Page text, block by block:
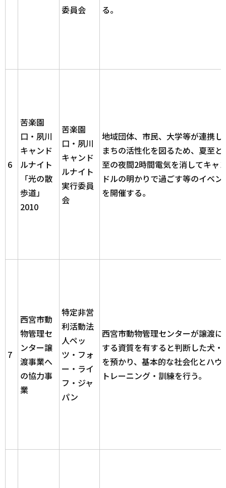
委員会
る。
6
苦楽園
口・夙川
キャンド
ルナイト
「光の散
歩道」
2010
苦楽園
口・夙川
キャンド
ルナイト
実行委員
会
地域団体、市民、大学等が連携し
まちの活性化を図るため、夏至と
至の夜間2時間電気を消してキャ
ドルの明かりで過ごす等のイベン
を開催する。
7
西宮市動
物管理セ
ンター譲
渡事業へ
の協力事
業
特定非営
利活動法
人ペッ
ツ・フォ
ー・ライ
フ・ジャ
パン
西宮市動物管理センターが譲渡に
する資質を有すると判断した犬・
を預かり、基本的な社会化とハウ
トレーニング・訓練を行う。